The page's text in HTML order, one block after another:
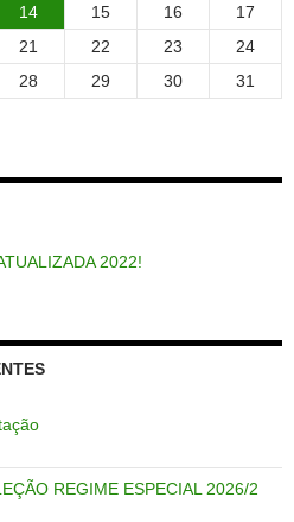
14 15 16
17
21 22 23
24
28 29 30
31
2022!
REGIME ESPECIAL 2026/2